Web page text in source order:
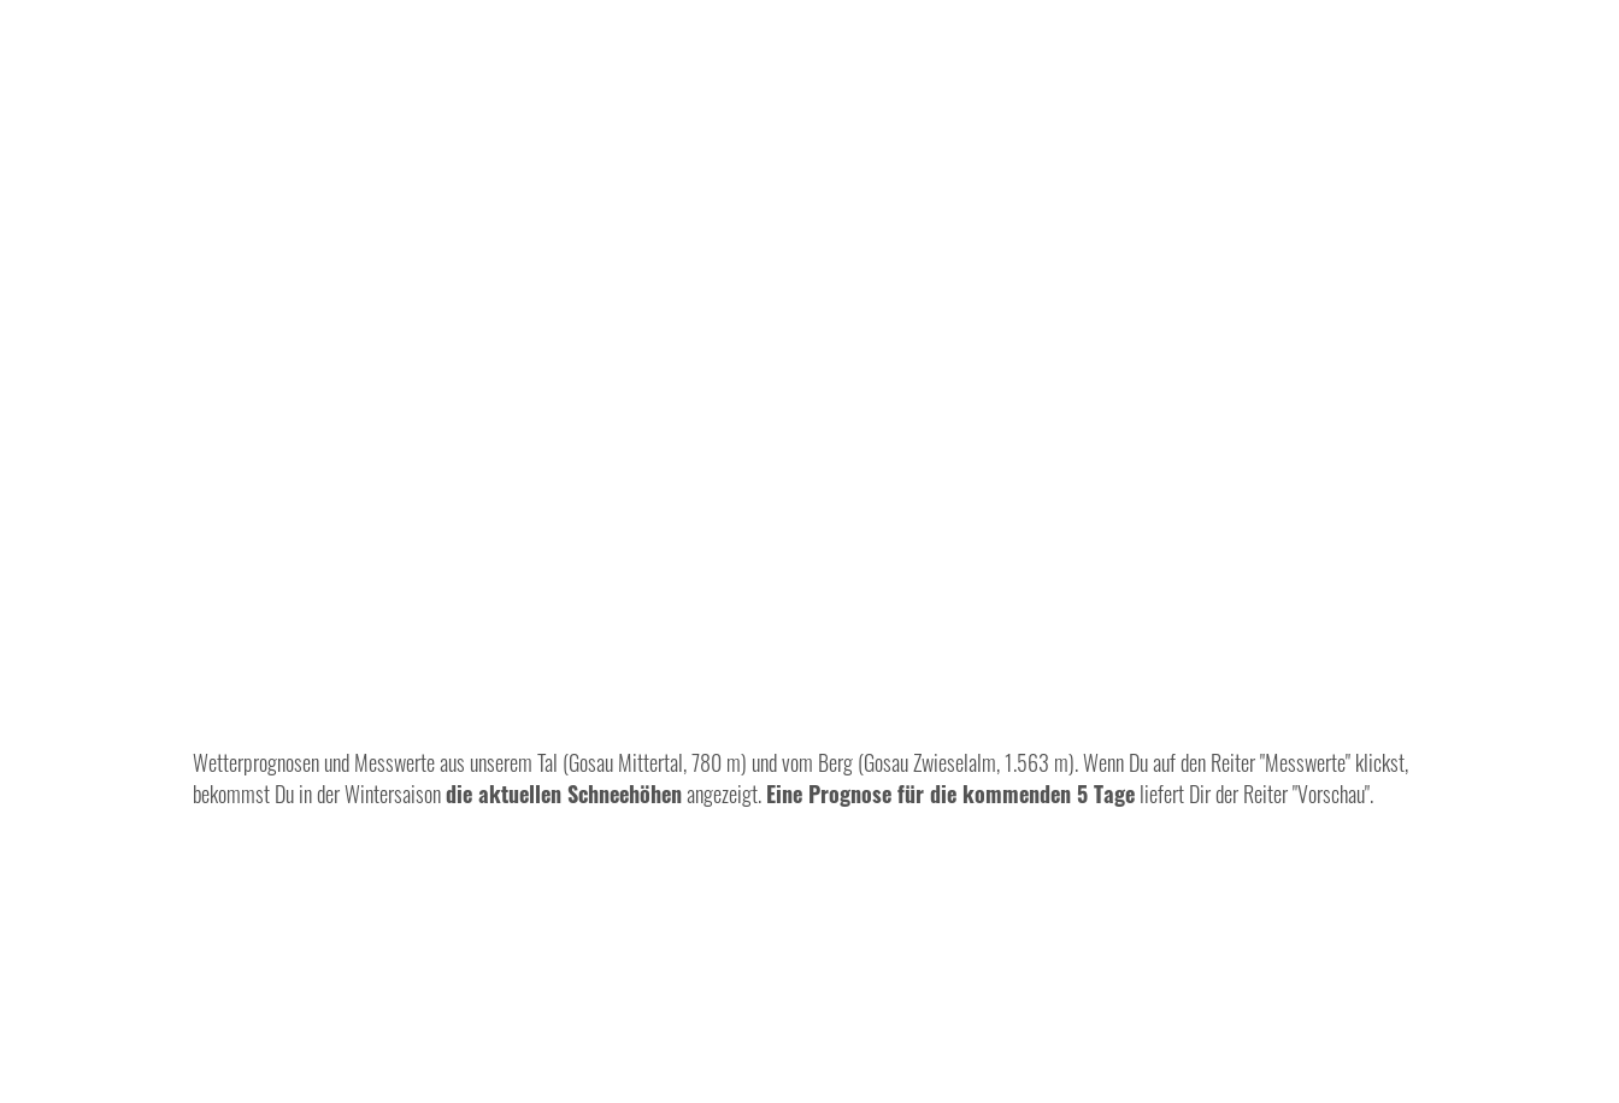
Wetterprognosen und Messwerte aus unserem Tal (Gosau Mittertal, 780 m) und vom Berg (Gosau Zwieselalm, 1.563 m). Wenn Du auf den Reiter "Messwerte" klickst,
bekommst Du in der Wintersaisondie aktuellen Schneehöhenangezeigt.Eine Prognose für die kommenden 5 Tageliefert Dir der Reiter "Vorschau".